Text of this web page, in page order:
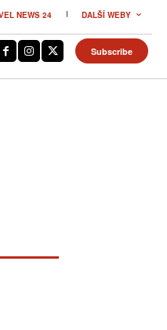
NEWS 24 DALŠÍ WEBY
Subscribe